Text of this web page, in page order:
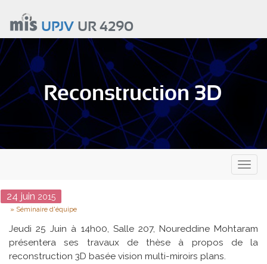
contenu
principal
UPJVUR 4290
Reconstruction 3D
Date
24 juin 2015
Type
Séminaire d'équipe
Jeudi 25 Juin à 14h00, Salle 207, Noureddine Mohtaram
présentera ses travaux de thèse à propos de la
reconstruction 3D basée vision multi-miroirs plans.